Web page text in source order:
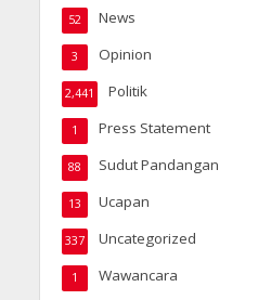
News
52
Opinion
3
Politik
2,441
Press Statement
1
Sudut Pandangan
88
Ucapan
13
Uncategorized
337
Wawancara
1